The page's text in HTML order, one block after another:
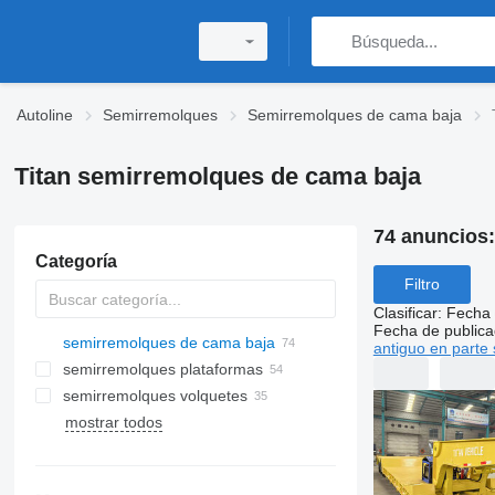
Autoline Semirremolques Semirremolques de cama baja
Titan semirremolques de cama baja
Categoría
semirremolques de cama baja
semirremolques plataformas
semirremolques volquetes
mostrar todos
74 anuncios:
Filtro
Clasificar: Fecha
Fecha de
antiguo en parte